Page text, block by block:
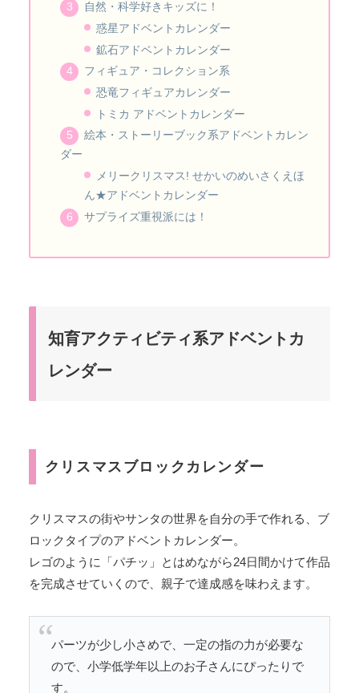
自然・科学好きキッズに！
惑星アドベントカレンダー
鉱石アドベントカレンダー
フィギュア・コレクション系
恐竜フィギュアカレンダー
トミカ アドベントカレンダー
絵本・ストーリーブック系アドベントカレン
ダー
メリークリスマス! せかいのめいさくえほ
ん★アドベントカレンダー
サプライズ重視派には！
知育アクティビティ系アドベントカ
レンダー
クリスマスブロックカレンダー
クリスマスの街やサンタの世界を自分の手で作れる、ブ
ロックタイプのアドベントカレンダー。
レゴのように「パチッ」とはめながら24日間かけて作品
を完成させていくので、親子で達成感を味わえます。
パーツが少し小さめで、一定の指の力が必要な
ので、小学低学年以上のお子さんにぴったりで
す。